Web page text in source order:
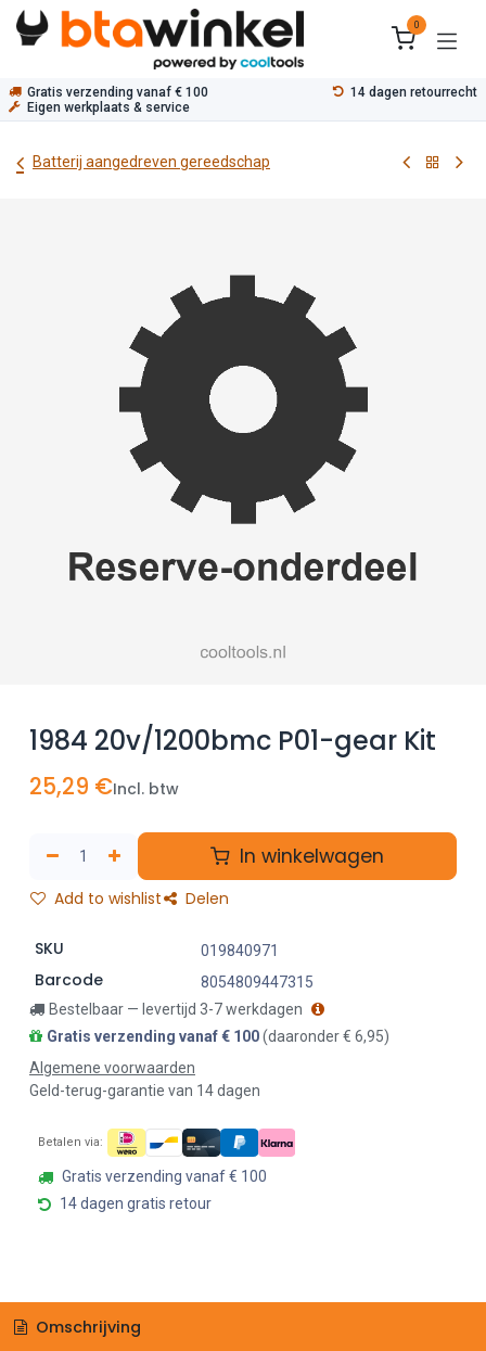
Overslaan naar inhoud
0
Gratis verzending vanaf € 100
14 dagen retourrecht
Eigen werkplaats & service
Batterij aangedreven gereedschap
1984 20v/1200bmc P01-gear Kit
25,29 €Incl. btw
In winkelwagen
Add to wishlist Delen
SKU 019840971
Barcode
8054809447315
Bestelbaar — levertijd 3-7 werkdagen
Gratis verzending vanaf € 100(daaronder € 6,95)
Algemene voorwaarden
Geld-terug-garantie van 14 dagen
Betalen via:
Gratis verzending vanaf € 100
14 dagen gratis retour
Omschrijving